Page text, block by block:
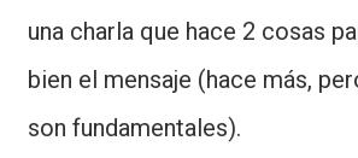
una charla que hace 2 cosas
bien el mensaje (hace más,
son fundamentales).